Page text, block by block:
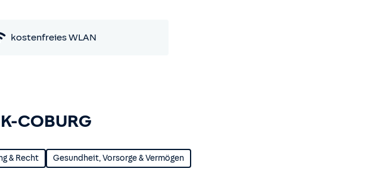
kostenfreies WLAN
COBURG
& Recht Gesundheit, Vorsorge & Vermögen